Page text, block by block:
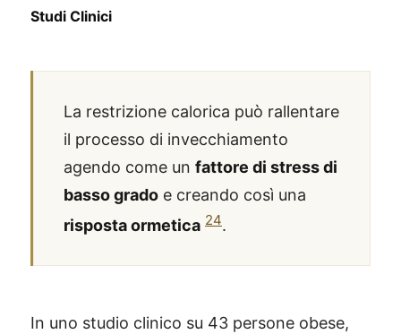
Studi Clinici
La restrizione calorica può rallentare
il processo di invecchiamento
agendo come un fattore di stress di
basso grado e creando così una
risposta ormetica 24.
In uno studio clinico su 43 persone obese,